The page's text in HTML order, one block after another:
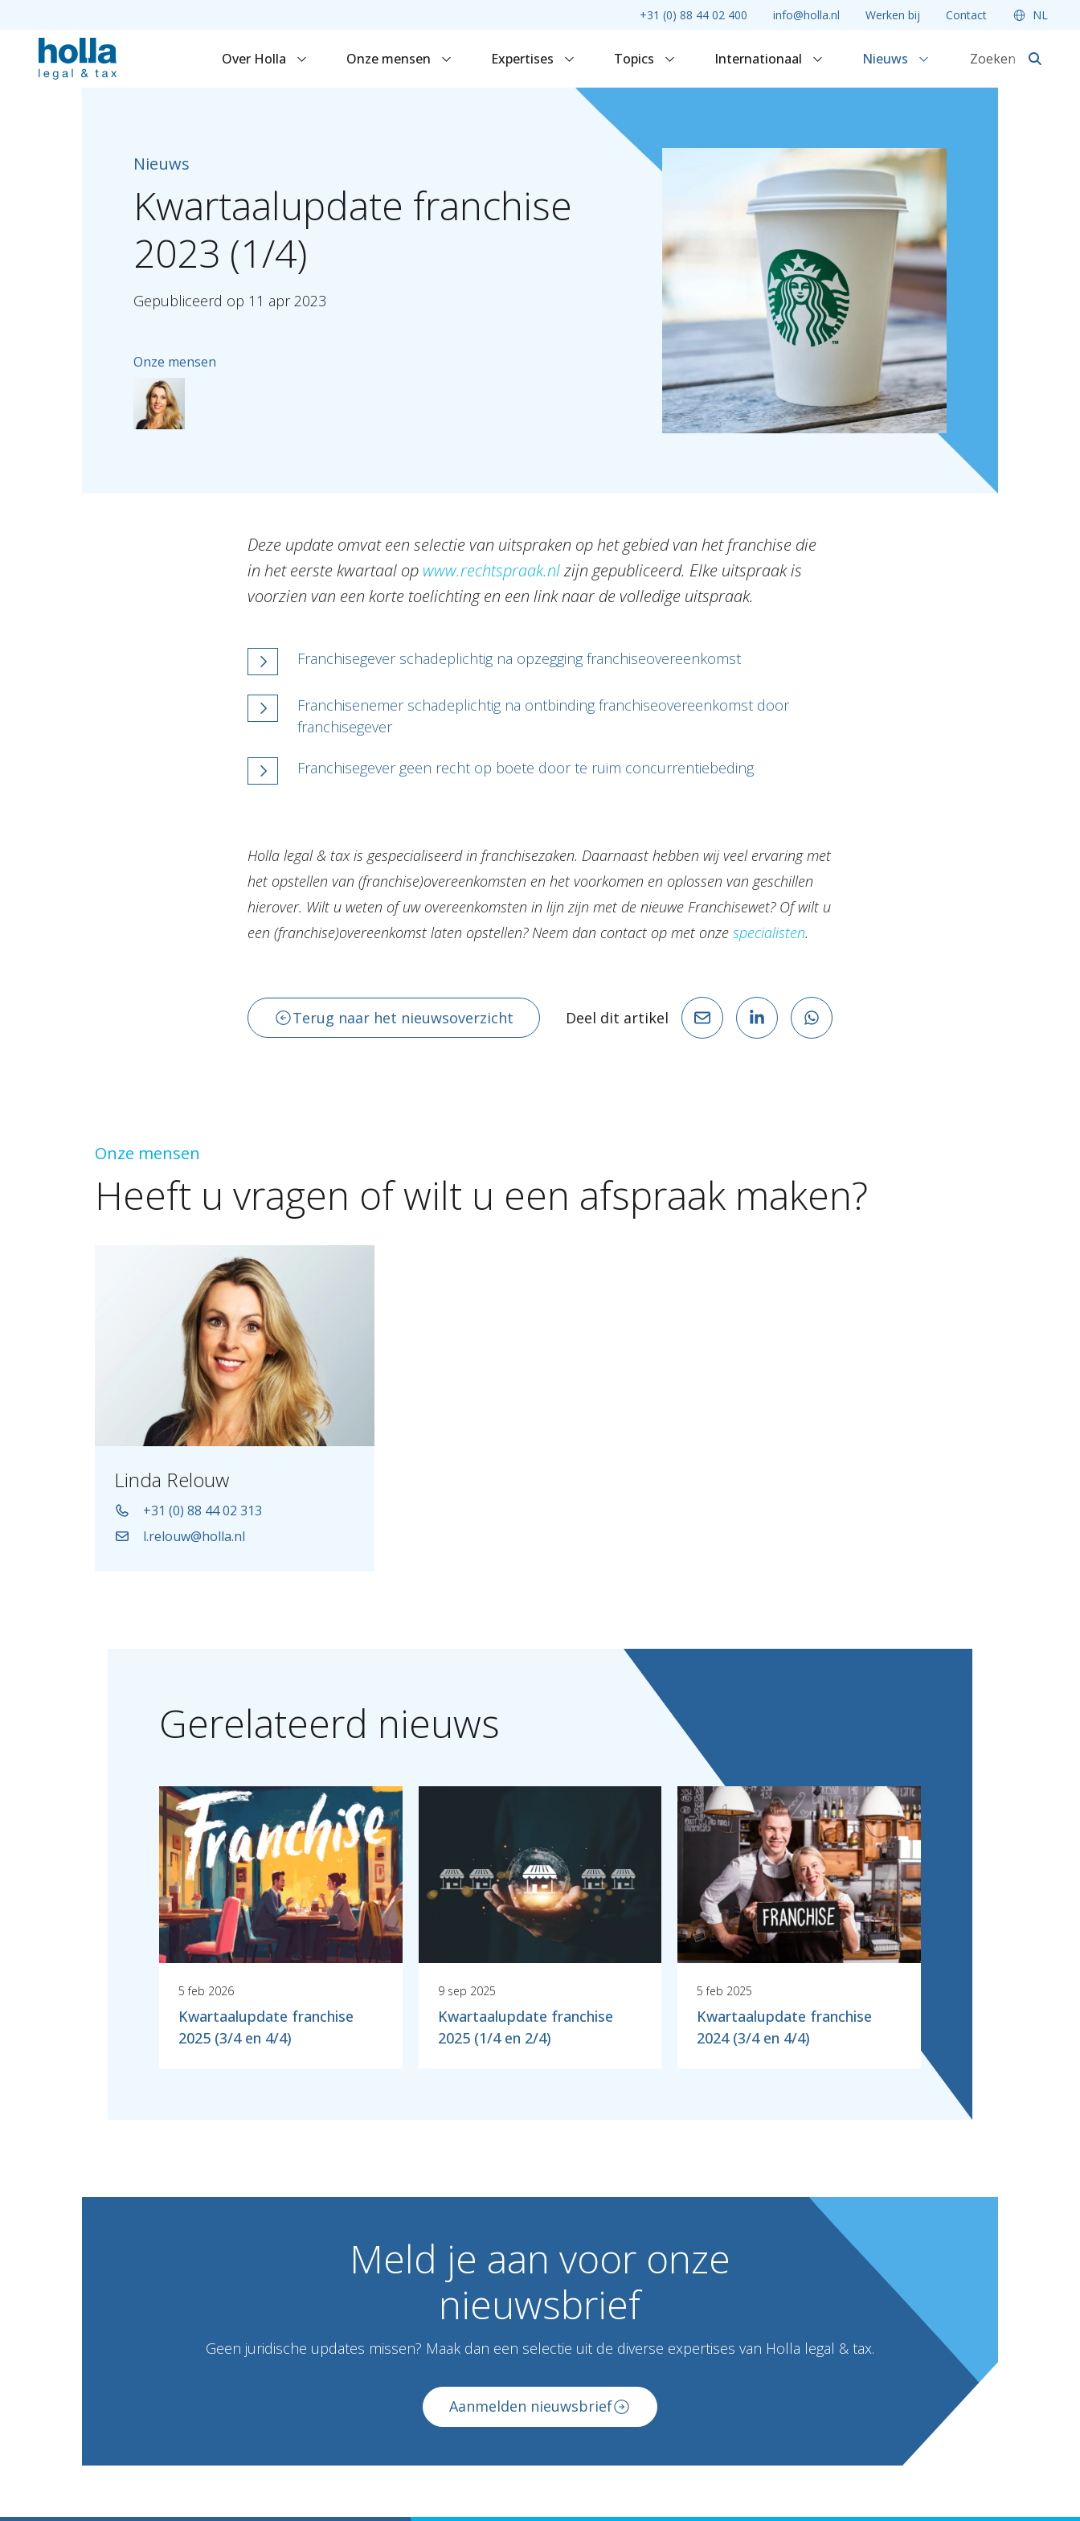
+31 (0) 88 44 02 400 info@holla.nl Werken bij Contact NL
Over Holla Onze mensen Expertises Topics Internationaal Nieuws
Nieuws
Kwartaalupdate franchise
2023 (1/4)
Gepubliceerd op 11 apr 2023
Onze mensen
Deze update omvat een selectie van uitspraken op het gebied van het franchise die
in het eerste kwartaal op www.rechtspraak.nlzijn gepubliceerd. Elke uitspraak is
voorzien van een korte toelichting en een link naar de volledige uitspraak.
Franchisegever schadeplichtig na opzegging franchiseovereenkomst
Franchisenemer schadeplichtig na ontbinding franchiseovereenkomst door
franchisegever
Franchisegever geen recht op boete door te ruim concurrentiebeding
Holla legal & tax is gespecialiseerd in franchisezaken. Daarnaast hebben wij veel ervaring met
het opstellen van (franchise)overeenkomsten en het voorkomen en oplossen van geschillen
hierover. Wilt u weten of uw overeenkomsten in lijn zijn met de nieuwe Franchisewet? Of wilt u
een (franchise)overeenkomst laten opstellen? Neem dan contact op met onze specialisten.
Terug naar het nieuwsoverzicht Deel dit artikel
Onze mensen
Heeft u vragen ofwilt u een afspraak maken?
Linda Relouw
+31 (0) 88 44 02 313
l.relouw@holla.nl
Gerelateerd nieuws
5 feb 2026
Kwartaalupdate franchise
2025 (3/4 en 4/4)
9 sep 2025
Kwartaalupdate franchise
2025 (1/4 en 2/4)
5 feb 2025
Kwartaalupdate franchise
2024 (3/4 en 4/4)
Meld je aan voor onze
nieuwsbrief
Geen juridische updates missen? Maak dan een selectie uit de diverse expertises van Holla legal & tax.
Aanmelden nieuwsbrief